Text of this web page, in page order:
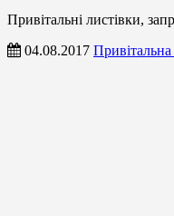
Привітальні листівки,
04.08.2017 Привітальна